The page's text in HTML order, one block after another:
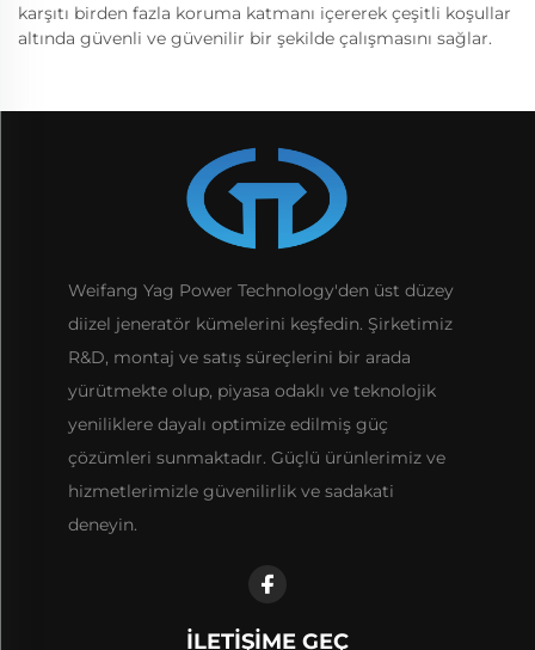
karşıtı birden fazla koruma katmanı içererek çeşitli koşullar
altında güvenli ve güvenilir bir şekilde çalışmasını sağlar.
Weifang Yag Power Technology'den üst düzey
diizel jeneratör kümelerini keşfedin. Şirketimiz
R&D, montaj ve satış süreçlerini bir arada
yürütmekte olup, piyasa odaklı ve teknolojik
yeniliklere dayalı optimize edilmiş güç
çözümleri sunmaktadır. Güçlü ürünlerimiz ve
hizmetlerimizle güvenilirlik ve sadakati
deneyin.
İLETIŞIME GEÇ